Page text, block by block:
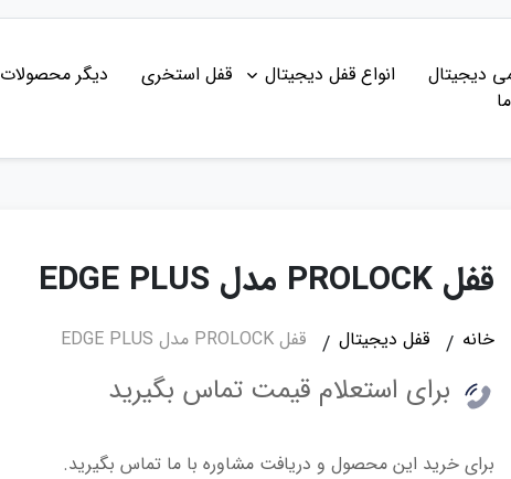
دیجیتال انواع قفل دیجیتال قفل استخری
دیگر محصولات
قفل PROLOCK مدل EDGE PLUS
خانه قفل دیجیتال قفل PROLOCK مدل EDGE PLUS
برای استعلام قیمت تماس بگیرید
برای خرید این محصول و دریافت مشاوره با ما تماس بگیرید.